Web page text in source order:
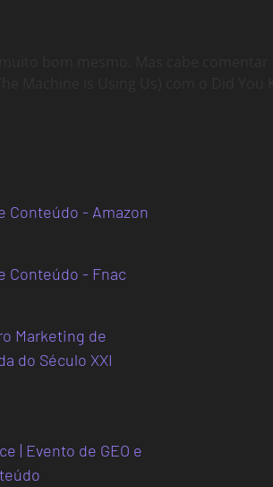
Conteúdo - Amazon
Conteúdo - Fnac
Marketing de
do Século XXI
| Evento de GEO e